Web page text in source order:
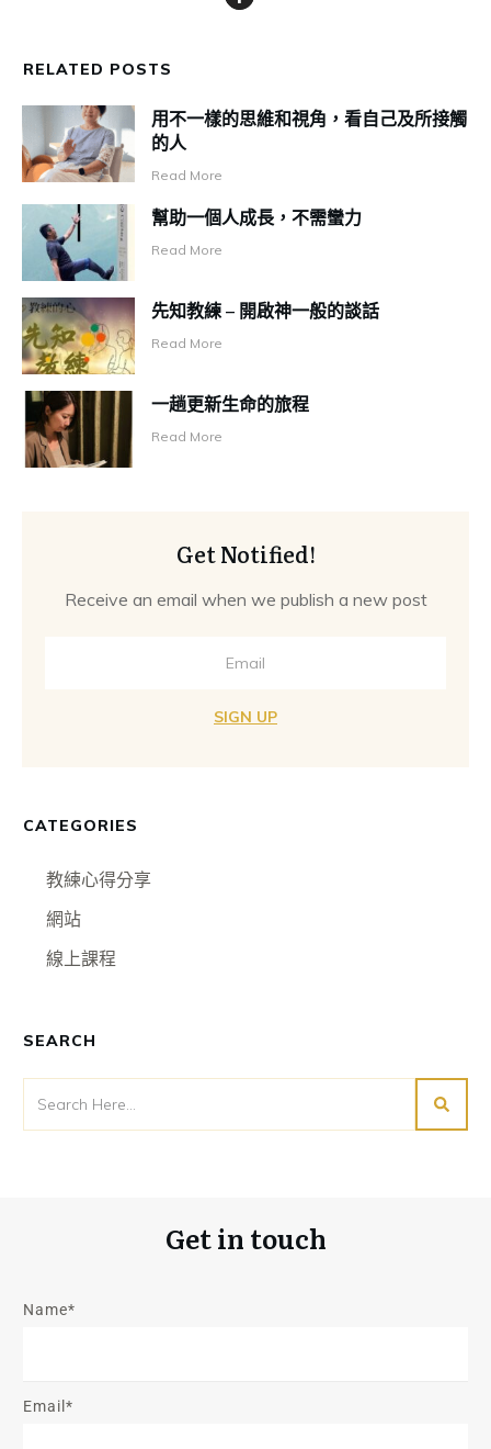
RELATED POSTS
用不一樣的思維和視角，看自己及所接觸
的人
Read More
幫助一個人成長，不需蠻力
Read More
先知教練 – 開啟神一般的談話
Read More
一趟更新生命的旅程
Read More
Get Notified!
Receive an email when we publish a new post
SIGN UP
CATEGORIES
教練心得分享
網站
線上課程
SEARCH
Get in touch
Name*
Email*